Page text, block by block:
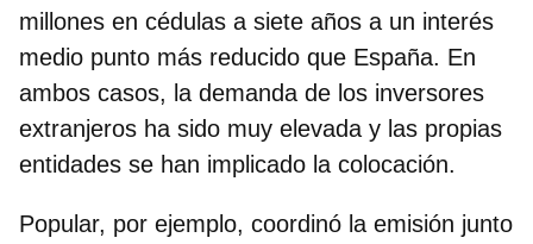
millones en cédulas a siete años a un interés
medio punto más reducido que España. En
ambos casos, la demanda de los inversores
extranjeros ha sido muy elevada y las propias
entidades se han implicado la colocación.
Popular, por ejemplo, coordinó la emisión junto